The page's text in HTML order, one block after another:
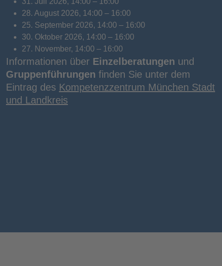
28. August 2026, 14:00 – 16:00
25. September 2026, 14:00 – 16:00
30. Oktober 2026, 14:00 – 16:00
27. November, 14:00 – 16:00
Informationen über Einzelberatungen und
Gruppenführungen finden Sie unter dem
Eintrag des Kompetenzzentrum München Stadt
und Landkreis